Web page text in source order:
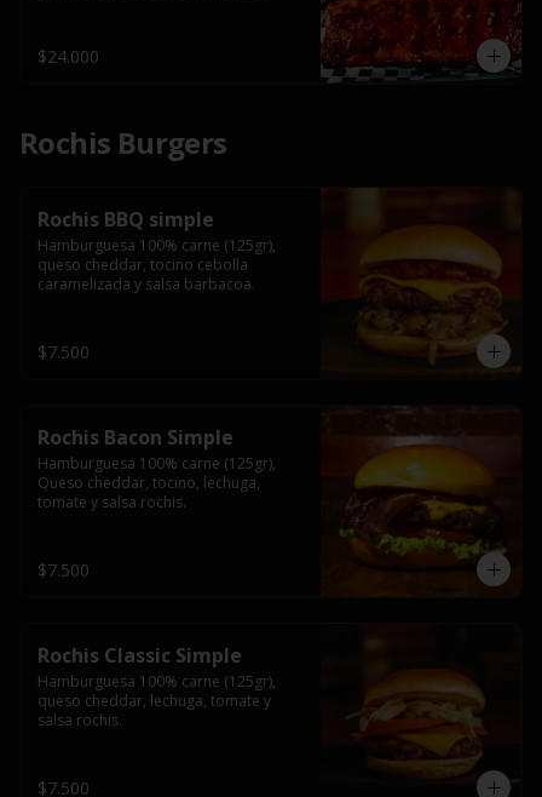
$24.000
Rochis Burgers
Rochis BBQ simple
Hamburguesa 100% carne (125gr),
queso cheddar, tocino cebolla
caramelizada y salsa barbacoa.
$7.500
Rochis Bacon Simple
Hamburguesa 100% carne (125gr),
Queso cheddar, tocino, lechuga,
tomate y salsa rochis.
$7.500
Rochis Classic Simple
Hamburguesa 100% carne (125gr),
queso cheddar, lechuga, tomate y
salsa rochis.
$7.500